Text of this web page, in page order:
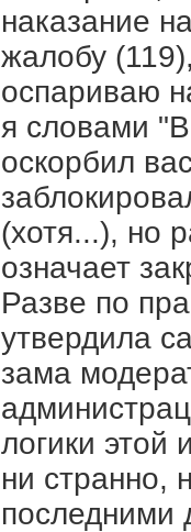
наказание
жалобу
оспариваю
я словами
оскорбил
(хотя...), но
означает
Разве по
утвердила
зама
логики этой
ни странно,
последними